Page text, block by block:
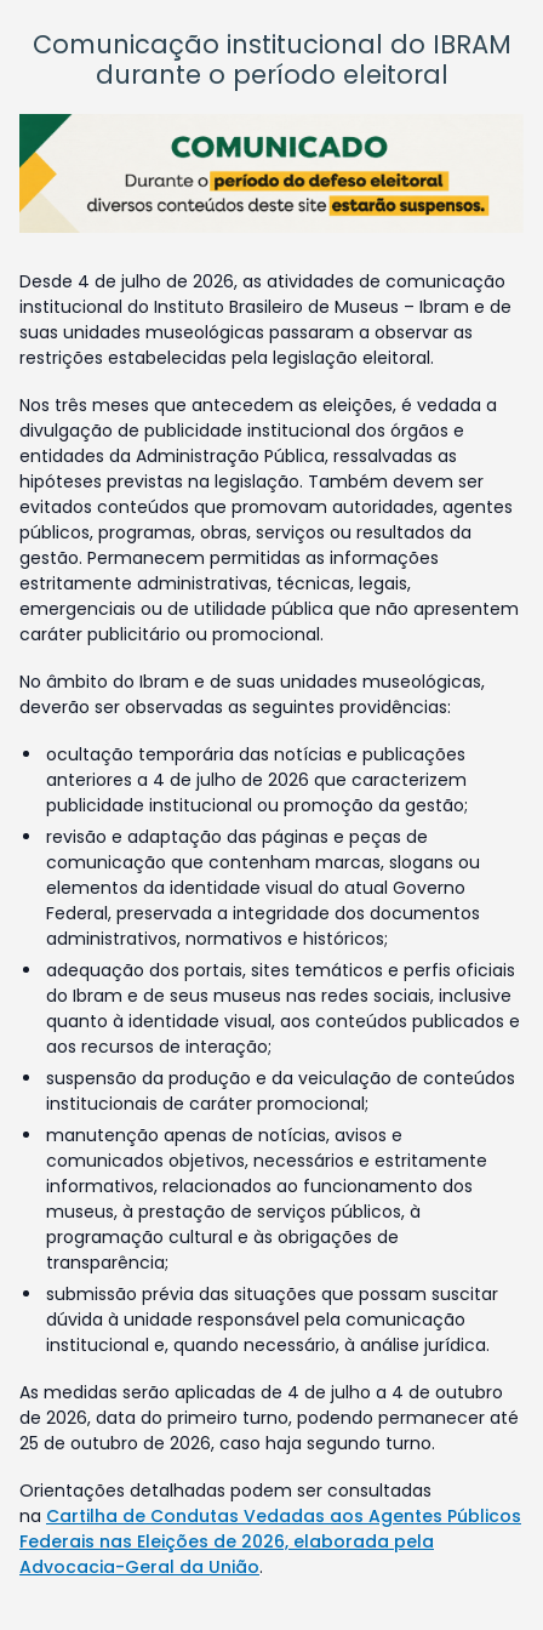
Comunicação institucional do IBRAM
durante o período eleitoral
Desde 4 de julho de 2026, as atividades de comunicação
institucional do Instituto Brasileiro de Museus – Ibram e de
suas unidades museológicas passaram a observar as
restrições estabelecidas pela legislação eleitoral.
Nos três meses que antecedem as eleições, é vedada a
divulgação de publicidade institucional dos órgãos e
entidades da Administração Pública, ressalvadas as
hipóteses previstas na legislação. Também devem ser
evitados conteúdos que promovam autoridades, agentes
públicos, programas, obras, serviços ou resultados da
gestão. Permanecem permitidas as informações
estritamente administrativas, técnicas, legais,
emergenciais ou de utilidade pública que não apresentem
caráter publicitário ou promocional.
No âmbito do Ibram e de suas unidades museológicas,
deverão ser observadas as seguintes providências:
ocultação temporária das notícias e publicações
anteriores a 4 de julho de 2026 que caracterizem
publicidade institucional ou promoção da gestão;
revisão e adaptação das páginas e peças de
comunicação que contenham marcas, slogans ou
elementos da identidade visual do atual Governo
Federal, preservada a integridade dos documentos
administrativos, normativos e históricos;
adequação dos portais, sites temáticos e perfis oficiais
do Ibram e de seus museus nas redes sociais, inclusive
quanto à identidade visual, aos conteúdos publicados e
aos recursos de interação;
suspensão da produção e da veiculação de conteúdos
institucionais de caráter promocional;
manutenção apenas de notícias, avisos e
comunicados objetivos, necessários e estritamente
informativos, relacionados ao funcionamento dos
museus, à prestação de serviços públicos, à
programação cultural e às obrigações de
transparência;
submissão prévia das situações que possam suscitar
dúvida à unidade responsável pela comunicação
institucional e, quando necessário, à análise jurídica.
As medidas serão aplicadas de 4 de julho a 4 de outubro
de 2026, data do primeiro turno, podendo permanecer até
25 de outubro de 2026, caso haja segundo turno.
Orientações detalhadas podem ser consultadas
na Cartilha de Condutas Vedadas aos Agentes Públicos
Federais nas Eleições de 2026, elaborada pela
Advocacia-Geral da União.